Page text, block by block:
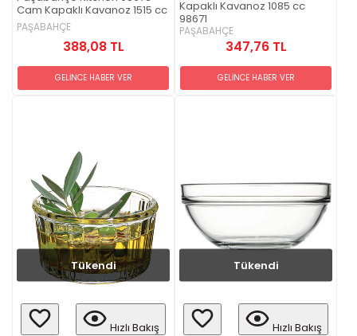
Cam Kapaklı Kavanoz 1515 cc
PAŞABAHÇE
388,08 TL
GELİNCE HABER VER
Kapaklı Kavanoz 1085 cc
98671
PAŞABAHÇE
347,76 TL
GELİNCE HABER VER
Tükendi
Hızlı Bakış
Tükendi
Hızlı Bakış